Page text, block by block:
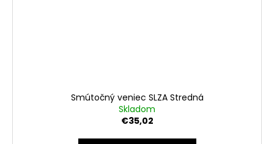
Smútočný veniec SLZA Stredná
Skladom
€35,02